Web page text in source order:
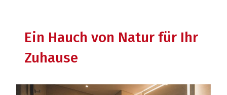
Ein Hauch von Natur für Ihr
Zuhause